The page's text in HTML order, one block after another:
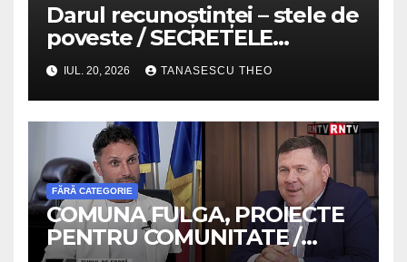
Darul recunoștinței – stele de
poveste / SECRETELE
SUCCESULUI / VIDEO
IUL. 20, 2026 TANASESCU THEO
FĂRĂ CATEGORIE
COMUNA FULGA, PROIECTE
PENTRU COMUNITATE /